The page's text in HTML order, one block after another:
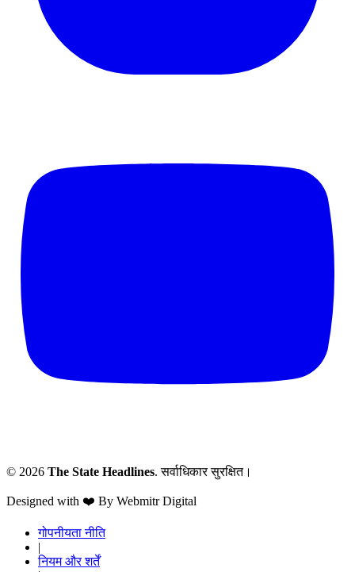
© 2026 The State Headlines. सर्वाधिकार सुरक्षित।
Designed with ❤️ By Webmitr Digital
गोपनीयता नीति
|
नियम और शर्तें